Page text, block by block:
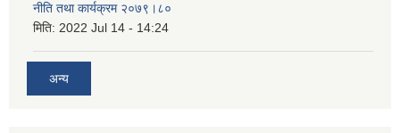
नीति तथा कार्यक्रम २०७९।८०
मिति: 2022 Jul 14 - 14:24
अन्य